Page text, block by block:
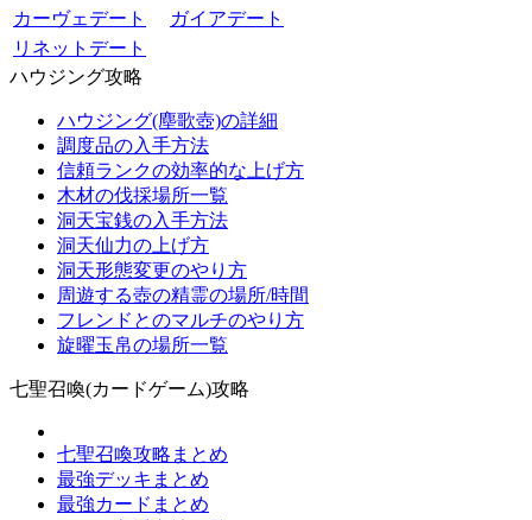
カーヴェデート
ガイアデート
リネットデート
ハウジング攻略
ハウジング(塵歌壺)の詳細
調度品の入手方法
信頼ランクの効率的な上げ方
木材の伐採場所一覧
洞天宝銭の入手方法
洞天仙力の上げ方
洞天形態変更のやり方
周遊する壺の精霊の場所/時間
フレンドとのマルチのやり方
旋曜玉帛の場所一覧
七聖召喚(カードゲーム)攻略
七聖召喚攻略まとめ
最強デッキまとめ
最強カードまとめ